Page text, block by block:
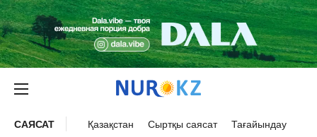
САЯСАТ Қазақстан Сыртқы саясат Тағайындау